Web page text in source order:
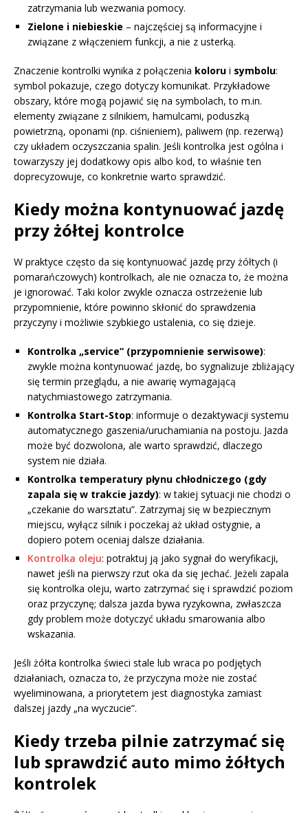
zatrzymania lub wezwania pomocy.
Zielone i niebieskie – najczęściej są informacyjne i
związane z włączeniem funkcji, a nie z usterką.
Znaczenie kontrolki wynika z połączenia koloru i symbolu:
symbol pokazuje, czego dotyczy komunikat. Przykładowe
obszary, które mogą pojawić się na symbolach, to m.in.
elementy związane z silnikiem, hamulcami, poduszką
powietrzną, oponami (np. ciśnieniem), paliwem (np. rezerwą)
czy układem oczyszczania spalin. Jeśli kontrolka jest ogólna i
towarzyszy jej dodatkowy opis albo kod, to właśnie ten
doprecyzowuje, co konkretnie warto sprawdzić.
Kiedy można kontynuować jazdę
przy żółtej kontrolce
W praktyce często da się kontynuować jazdę przy żółtych (i
pomarańczowych) kontrolkach, ale nie oznacza to, że można
je ignorować. Taki kolor zwykle oznacza ostrzeżenie lub
przypomnienie, które powinno skłonić do sprawdzenia
przyczyny i możliwie szybkiego ustalenia, co się dzieje.
Kontrolka „service” (przypomnienie serwisowe):
zwykle można kontynuować jazdę, bo sygnalizuje zbliżający
się termin przeglądu, a nie awarię wymagającą
natychmiastowego zatrzymania.
Kontrolka Start-Stop: informuje o dezaktywacji systemu
automatycznego gaszenia/uruchamiania na postoju. Jazda
może być dozwolona, ale warto sprawdzić, dlaczego
system nie działa.
Kontrolka temperatury płynu chłodniczego (gdy
zapala się w trakcie jazdy): w takiej sytuacji nie chodzi o
„czekanie do warsztatu”. Zatrzymaj się w bezpiecznym
miejscu, wyłącz silnik i poczekaj aż układ ostygnie, a
dopiero potem oceniaj dalsze działania.
Kontrolka oleju: potraktuj ją jako sygnał do weryfikacji,
nawet jeśli na pierwszy rzut oka da się jechać. Jeżeli zapala
się kontrolka oleju, warto zatrzymać się i sprawdzić poziom
oraz przyczynę; dalsza jazda bywa ryzykowna, zwłaszcza
gdy problem może dotyczyć układu smarowania albo
wskazania.
Jeśli żółta kontrolka świeci stale lub wraca po podjętych
działaniach, oznacza to, że przyczyna może nie zostać
wyeliminowana, a priorytetem jest diagnostyka zamiast
dalszej jazdy „na wyczucie”.
Kiedy trzeba pilnie zatrzymać się
lub sprawdzić auto mimo żółtych
kontrolek